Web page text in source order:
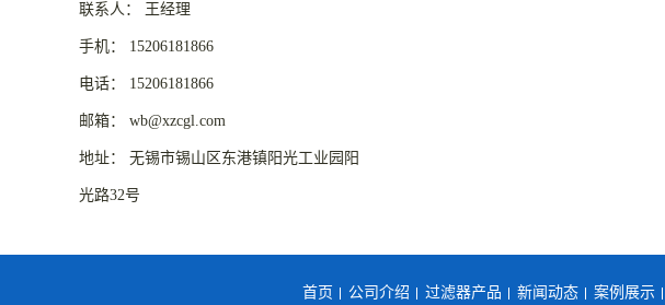
联系人： 王经理
手机： 15206181866
电话： 15206181866
邮箱： wb@xzcgl.com
地址： 无锡市锡山区东港镇阳光工业园阳
光路32号
首页 公司介绍 过滤器产品 新闻动态 案例展示